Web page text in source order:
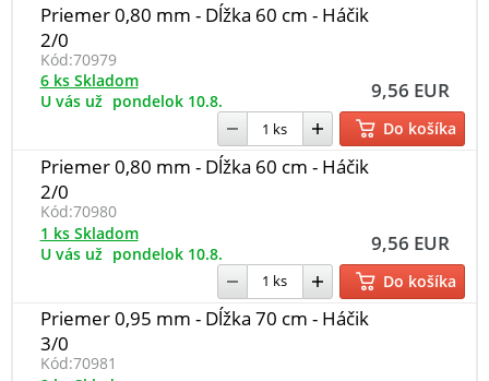
Priemer 0,80 mm - Dĺžka 60 cm - Háčik
2/0
Kód:70979
9,56 EUR
6 ks Skladom
U vás už pondelok 10.8.
Do košíka
Priemer 0,80 mm - Dĺžka 60 cm - Háčik
2/0
Kód:70980
9,56 EUR
1 ks Skladom
U vás už pondelok 10.8.
Do košíka
Priemer 0,95 mm - Dĺžka 70 cm - Háčik
3/0
Kód:70981